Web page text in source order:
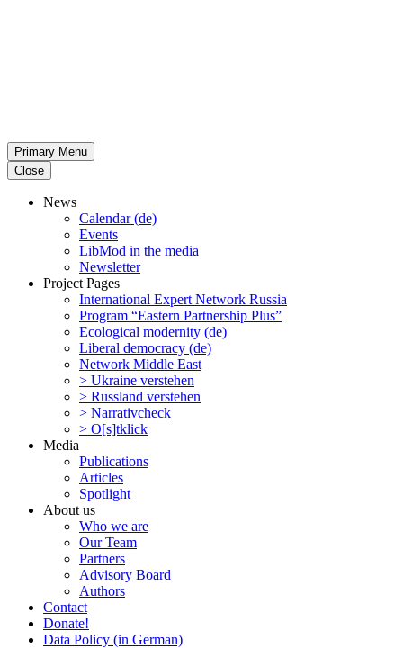
Primary Menu
Close
News
Calendar (de)
Events
LibMod in the media
Newsletter
Project Pages
Inter­na­tional Expert Network Russia
Program “Eastern Partnership Plus”
Ecological modernity (de)
Liberal democracy (de)
Network Middle East
> Ukraine verstehen
> Russland verstehen
> Narra­tivcheck
> O[s]tklick
Media
Publi­ca­tions
Articles
Spotlight
About us
Who we are
Our Team
Partners
Advisory Board
Authors
Contact
Donate!
Data Policy (in German)